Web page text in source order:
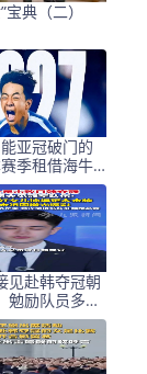
宝典（二）
亚冠破门的
季租借海牛
时间还没邝兆
镭多
见赴韩夺冠朝
勉励队员多夺
为国争光